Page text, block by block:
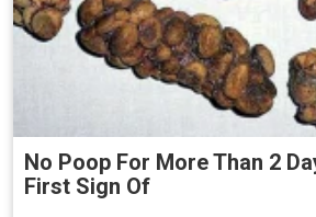
No Poop For More Than 2
First Sign Of